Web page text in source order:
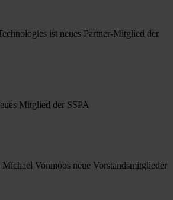
ist neues Partner-Mitglied der
Mitglied der SSPA
Vonmoos neue Vorstandsmitglieder